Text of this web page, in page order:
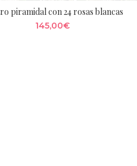
piramidal con 24 rosas blancas
145,00€